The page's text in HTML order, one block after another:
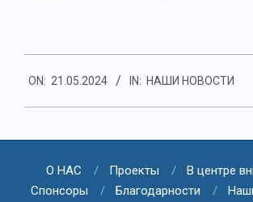
05-
21
ON: 21.05.2024 IN: НАШИ НОВОСТИ
О НАС Проекты
В центре
Спонсоры
Благодарности